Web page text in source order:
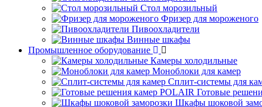
Стол морозильный
Фризер для мороженого
Пивоохладители
Винные шкафы
Промышленное оборудование
Камеры холодильные
Моноблоки для камер
Сплит-системы для
Готовые
Шкафы шоковой